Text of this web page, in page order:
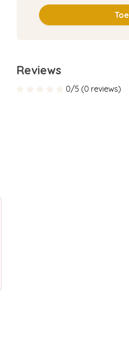
Reviews
0/5 (0 reviews)